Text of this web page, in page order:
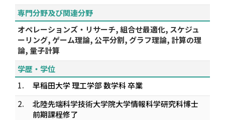
専門分野及び関連分野
オペレーションズ・リサーチ, 組合せ最適化, スケジュ
ーリング, ゲーム理論, 公平分割, グラフ理論, 計算の理
論, 量子計算
学歴・学位
1.
早稲田大学 理工学部 数学科 卒業
2.
北陸先端科学技術大学院大学情報科学研究科博士
前期課程修了